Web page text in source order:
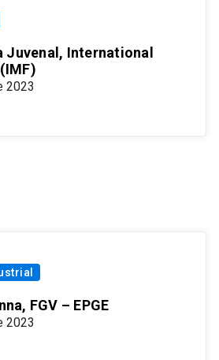
Juvenal, International
2023
FGV – EPGE
2023